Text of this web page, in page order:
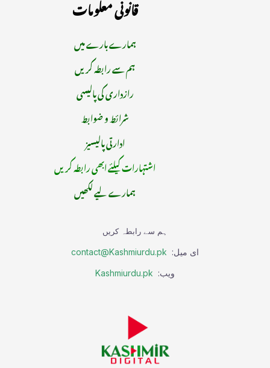
قانونی معلومات
ہمارے بارے میں
ہم سے رابطہ کریں
رازداری کی پالیسی
شرائط و ضوابط
ادارتی پالیسیز
اشتہارات کیلئے ابھی رابطہ کریں
ہمارے لیے لکھیں
ہم سے رابطہ کریں
ای میل: contact@Kashmiurdu.pk
ویب: Kashmiurdu.pk